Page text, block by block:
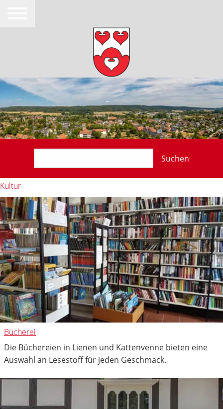
Suchen
Kultur
Bücherei
Die Büchereien in Lienen und Kattenvenne bieten eine
Auswahl an Lesestoff für jeden Geschmack.